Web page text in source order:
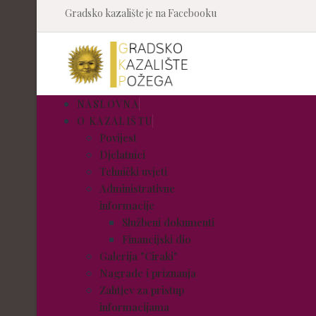
Gradsko kazalište je na Facebooku
NASLOVNA
O KAZALIŠTU
Povijest
Djelatnici
Tehnički uvjeti
Administrativne
informacije
Službeni dokumenti
Financijski dio
Galerija "Ciraki"
Nagrade i priznanja
Zahtjev za pristup
informacijama